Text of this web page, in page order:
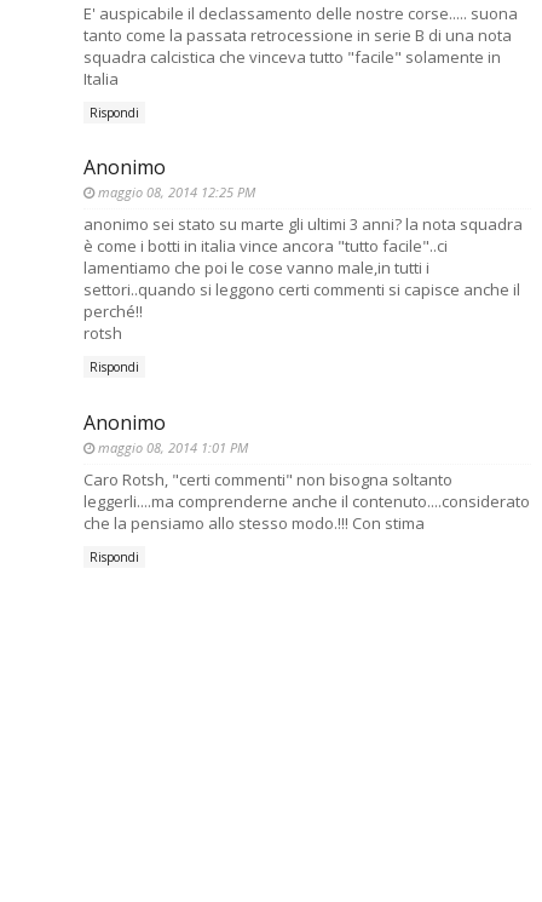
E' auspicabile il declassamento delle nostre corse..... suona
tanto come la passata retrocessione in serie B di una nota
squadra calcistica che vinceva tutto "facile" solamente in
Italia
Rispondi
Anonimo
maggio 08, 2014 12:25 PM
anonimo sei stato su marte gli ultimi 3 anni? la nota squadra
è come i botti in italia vince ancora "tutto facile"..ci
lamentiamo che poi le cose vanno male,in tutti i
settori..quando si leggono certi commenti si capisce anche il
perché!!
rotsh
Rispondi
Anonimo
maggio 08, 2014 1:01 PM
Caro Rotsh, "certi commenti" non bisogna soltanto
leggerli....ma comprenderne anche il contenuto....considerato
che la pensiamo allo stesso modo.!!! Con stima
Rispondi